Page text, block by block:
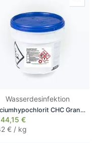
Wasserdesinfektion
Calciumhypochlorit CHC Granulat, 10 kg
44,15 €
€ / kg